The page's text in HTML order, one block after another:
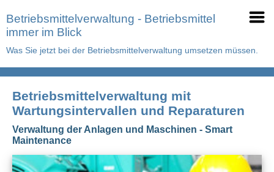
Betriebsmittelverwaltung - Betriebsmittel
immer im Blick
Was Sie jetzt bei der Betriebsmittelverwaltung umsetzen müssen.
Betriebsmittelverwaltung mit
Wartungsintervallen und Reparaturen
Verwaltung der Anlagen und Maschinen - Smart
Maintenance